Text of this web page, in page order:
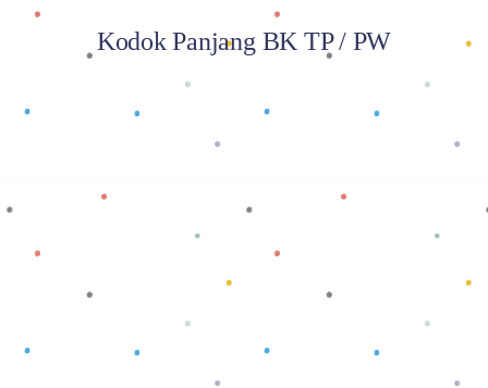
Kodok Panjang BK TP / PW
Baca selengkapnya